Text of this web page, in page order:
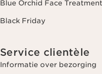
Blue Orchid Face
Black Friday
Service clientèle
Informatie over bezorging